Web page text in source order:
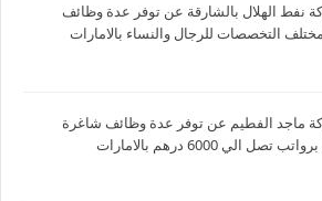
نفط الهلال بالشارقة عن توفر عدة وظائف
التخصصات للرجال والنساء بالامارات
ماجد الفطيم عن توفر عدة وظائف شاغرة
تصل الي 6000 درهم بالامارات